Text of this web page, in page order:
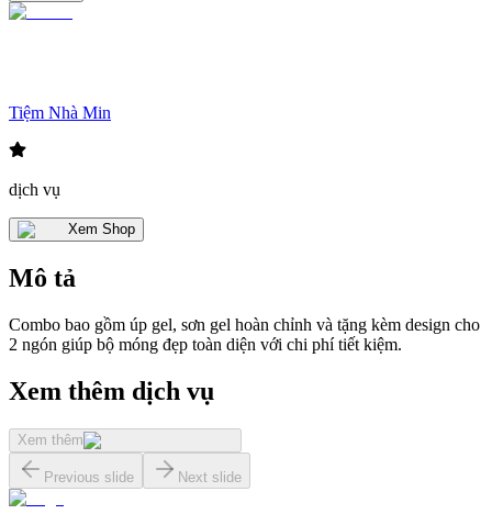
Tiệm Nhà Min
dịch vụ
Xem Shop
Mô tả
Combo bao gồm úp gel, sơn gel hoàn chỉnh và tặng kèm design cho
2 ngón giúp bộ móng đẹp toàn diện với chi phí tiết kiệm.
Xem thêm dịch vụ
Xem thêm
Previous slide Next slide